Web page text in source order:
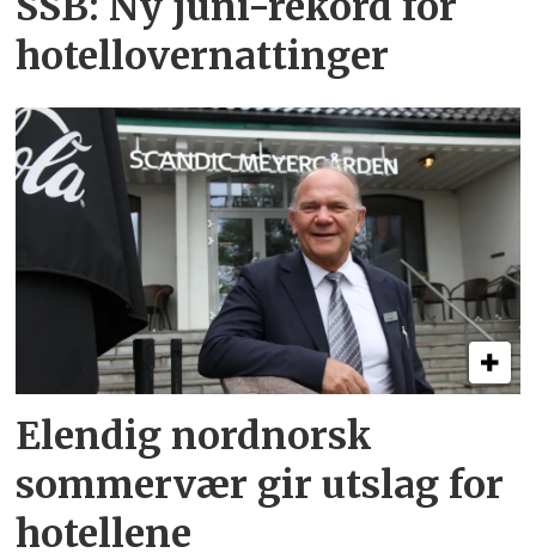
hotellovernattinger
Elendig nordnorsk
sommervær gir utslag for
hotellene